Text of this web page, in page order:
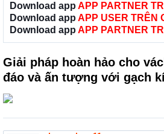
Download app APP PARTNER
Download app APP USER TRÊN
Download app APP PARTNER
Giải pháp hoàn hảo cho
đáo và ấn tượng với gạch